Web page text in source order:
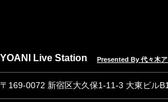
YOANI Live Station Presented By 代々木
〒169-0072 新宿区大久保1-11-3 大東ビル